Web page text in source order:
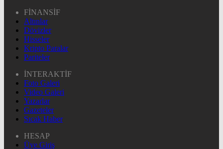
FİNANSİF
Altınlar
Dövizler
Hisseler
Kripto Paralar
Pariteler
İNTERAKTİF
Foto Galeri
Video Galeri
Yazarlar
Gazeteler
Sıcak Haber
HESAP
Üye Giriş